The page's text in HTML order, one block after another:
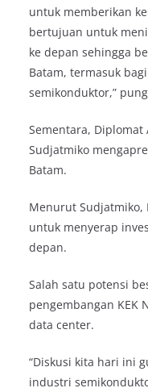
untuk memberikan
bertujuan untuk
ke depan sehingga
Batam, termasuk
semikonduktor,”
Sementara, Diplomat
Sudjatmiko
Batam.
Menurut Sudjatmiko,
untuk menyerap
depan.
Salah satu potensi
pengembangan KEK
data center.
“Diskusi kita hari ini
industri